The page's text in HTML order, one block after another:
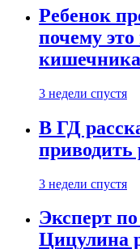
Ребенок
почему это
кишечника
3 недели спустя
В ГД
приводить
3 недели спустя
Эксперт
Цицулина